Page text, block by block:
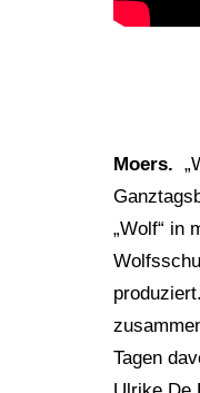
Moers.
„Wolf“ in
Tagen